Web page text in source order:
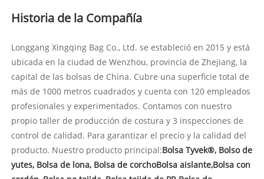
Historia de la Compañía
Longgang Xingqing Bag Co., Ltd. se estableció en 2015 y está
ubicada en la ciudad de Wenzhou, provincia de Zhejiang, la
capital de las bolsas de China. Cubre una superficie total de
más de 1000 metros cuadrados y cuenta con 120 empleados
profesionales y experimentados. Contamos con nuestro
propio taller de producción de costura y 3 inspecciones de
control de calidad. Para garantizar el precio y la calidad del
producto. Nuestro producto principal:Bolsa Tyvek®, Bolso de
yutes, Bolsa de lona, Bolsa de corchoBolsa aislante,Bolsa con